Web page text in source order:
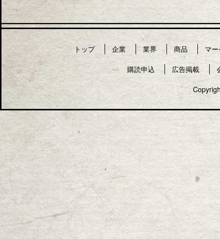
トップ 企業 業界 商品 マ
購読申込 広告掲載